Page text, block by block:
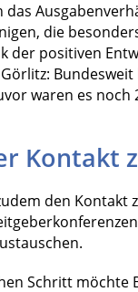
das
die
der positiven
waren es noch
Kontakt
den Kontakt
Schritt